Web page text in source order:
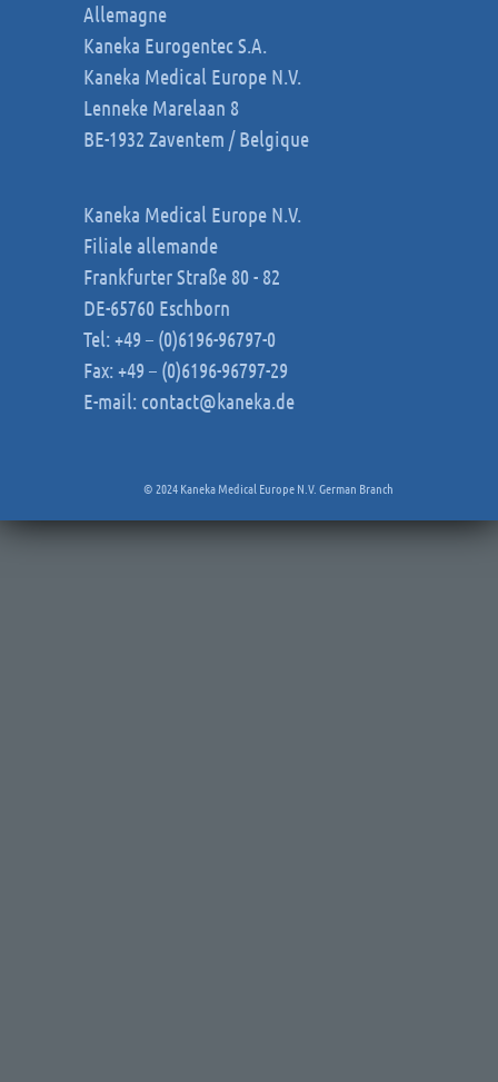
Allemagne
Kaneka Eurogentec S.A.
Kaneka Medical Europe N.V.
Lenneke Marelaan 8
BE-1932 Zaventem / Belgique
Kaneka Medical Europe N.V.
Filiale allemande
Frankfurter Straße 80 - 82
DE-65760 Eschborn
Tel: +49 – (0)6196-96797-0
Fax: +49 – (0)6196-96797-29
E-mail: contact@kaneka.de
© 2024 Kaneka Medical Europe N.V. German Branch